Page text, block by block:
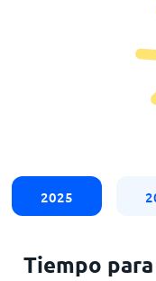
2025
Tiempo